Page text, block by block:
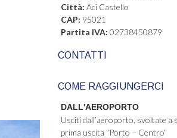
Città: Aci Castello
CAP: 95021
Partita IVA: 02738450879
CONTATTI
COME RAGGIUNGERCI
DALL'AEROPORTO
Usciti dall’aeroporto, svoltate a
prima uscita “Porto – Centro”